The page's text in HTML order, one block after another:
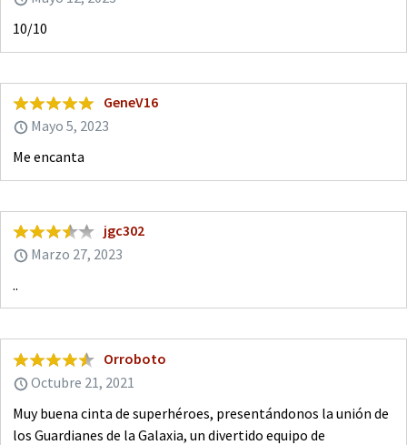
10/10
GeneV16
Mayo 5, 2023
Me encanta
jgc302
Marzo 27, 2023
..
Orroboto
Octubre 21, 2021
Muy buena cinta de superhéroes, presentándonos la unión de
los Guardianes de la Galaxia, un divertido equipo de